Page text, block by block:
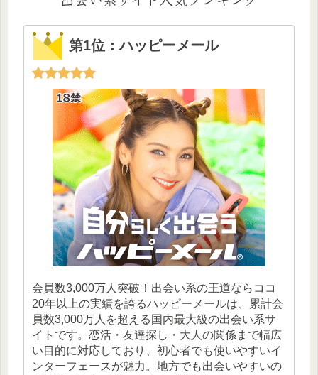
第1位：ハッピーメール
会員数3,000万人突破！出会い系の王道ならココ
20年以上の実績を誇るハッピーメールは、累計会
員数3,000万人を超える国内最大級の出会い系サ
イトです。恋活・友達探し・大人の関係まで幅広
い目的に対応しており、初心者でも使いやすいイ
ンターフェースが魅力。地方でも出会いやすいの